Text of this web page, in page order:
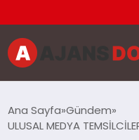
Ana Sayfa Gündem
ULUSAL MEDYA